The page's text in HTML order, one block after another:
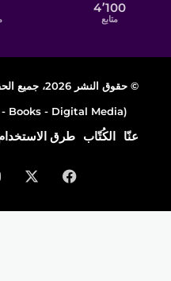
4٬100
متابع
© حقوق النشر 2026، جميع الحقوق محفوظة |
- Digital Media) -
عنّا الكُتّاب طرق
فيسبوك